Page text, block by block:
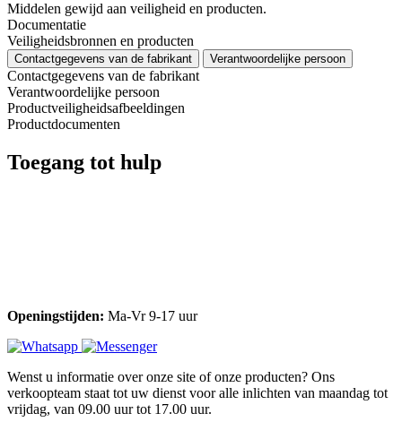
Middelen gewijd aan veiligheid en producten.
Documentatie
Veiligheidsbronnen en producten
Contactgegevens van de fabrikant Verantwoordelijke persoon
Contactgegevens van de fabrikant
Verantwoordelijke persoon
Productveiligheidsafbeeldingen
Productdocumenten
Toegang tot hulp
Openingstijden: Ma-Vr 9-17 uur
Wenst u informatie over onze site of onze producten? Ons
verkoopteam staat tot uw dienst voor alle inlichten van maandag tot
vrijdag, van 09.00 uur tot 17.00 uur.